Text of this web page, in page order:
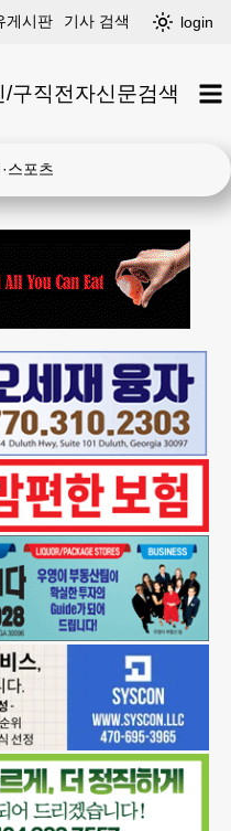
게시판 기사 검색 login
/구직전자신문검색
스포츠